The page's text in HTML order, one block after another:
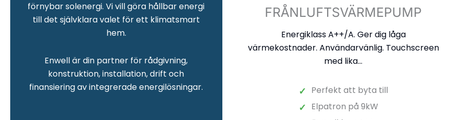
förnybar solenergi. Vi vill göra hållbar energi
till det självklara valet för ett klimatsmart
hem.
Enwell är din partner för rådgivning,
konstruktion, installation, drift och
finansiering av integrerade energilösningar.
FRÅNLUFTSVÄRMEPUMP
Energiklass A++/A. Ger dig låga
värmekostnader. Användarvänlig. Touchscreen
med lika...
✓ Perfekt att byta till
✓ Elpatron på 9kW